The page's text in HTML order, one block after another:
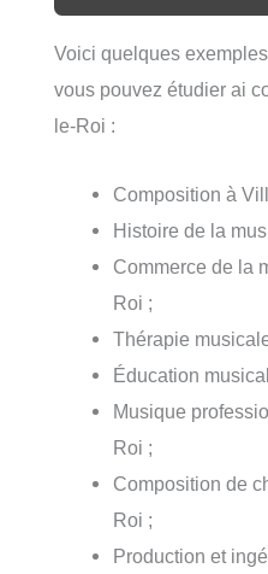
Voici quelques
vous pouvez étudier ai
le-Roi :
Composition à
Histoire de la
Commerce de la
Roi ;
Thérapie
Éducation
Musique
Roi ;
Composition de
Roi ;
Production et